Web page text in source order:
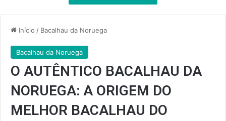
Início / Bacalhau da Noruega
Bacalhau da Noruega
O AUTÊNTICO BACALHAU DA
NORUEGA: A ORIGEM DO
MELHOR BACALHAU DO